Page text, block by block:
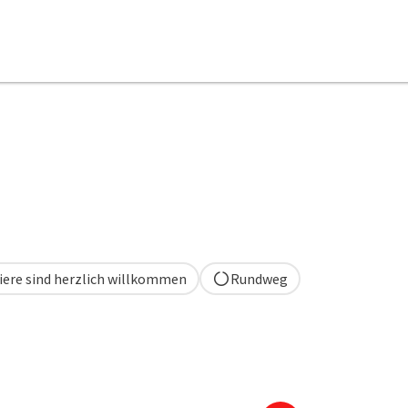
sind herzlich willkommen Rundweg